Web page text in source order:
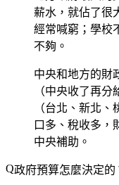
薪水，就佔了很
經常喊窮；學校
不夠。
中央和地方的財
（中央收了再
（台北、新北
口多、稅收多，
中央補助。
政府預算怎麼決定的